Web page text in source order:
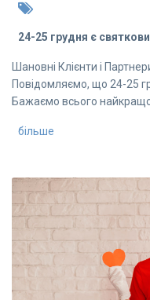
24-25 грудня є
Шановні Клієнти і
Повідомляємо, що 24-25
Бажаємо всього
більше